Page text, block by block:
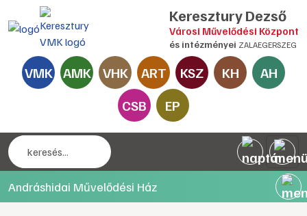
Keresztury Dezső
Városi Művelődési Központ
és intézményei ZALAEGERSZEG
VMK AMK VHK ART KSZ KH
AH
CSB
EP
Andráshidai Művelődési Ház